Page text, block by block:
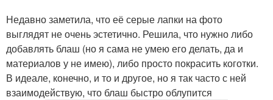
Недавно заметила, что её серые лапки на фото
выглядят не очень эстетично. Решила, что нужно либо
добавлять блаш (но я сама не умею его делать, да и
материалов у не имею), либо просто покрасить коготки.
В идеале, конечно, и то и другое, но я так часто с ней
взаимодействую, что блаш быстро облупится